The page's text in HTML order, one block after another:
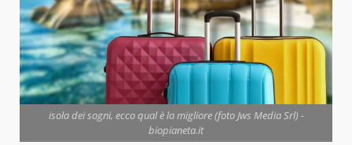
isola dei sogni, ecco qual è la migliore (foto Jws Media Srl) -
biopianeta.it